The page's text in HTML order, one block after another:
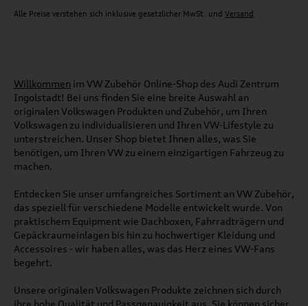
Alle Preise verstehen sich inklusive gesetzlicher MwSt. und Versand
Willkommen im VW Zubehör Online-Shop des Audi Zentrum
Ingolstadt! Bei uns finden Sie eine breite Auswahl an
originalen Volkswagen Produkten und Zubehör, um Ihren
Volkswagen zu individualisieren und Ihren VW-Lifestyle zu
unterstreichen. Unser Shop bietet Ihnen alles, was Sie
benötigen, um Ihren VW zu einem einzigartigen Fahrzeug zu
machen.
Entdecken Sie unser umfangreiches Sortiment an VW Zubehör,
das speziell für verschiedene Modelle entwickelt wurde. Von
praktischem Equipment wie Dachboxen, Fahrradträgern und
Gepäckraumeinlagen bis hin zu hochwertiger Kleidung und
Accessoires - wir haben alles, was das Herz eines VW-Fans
begehrt.
Unsere originalen Volkswagen Produkte zeichnen sich durch
ihre hohe Qualität und Passgenauigkeit aus. Sie können sicher